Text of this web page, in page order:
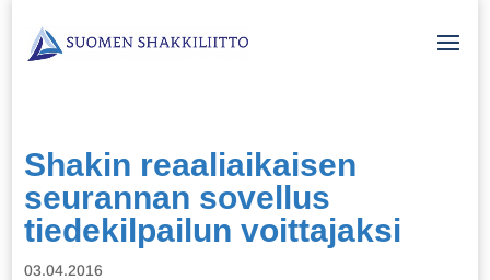
Shakin reaaliaikaisen
seurannan sovellus
tiedekilpailun voittajaksi
03.04.2016